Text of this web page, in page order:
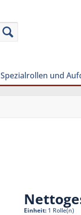
Spezialrollen und
Einheit: 1 Rolle(n)